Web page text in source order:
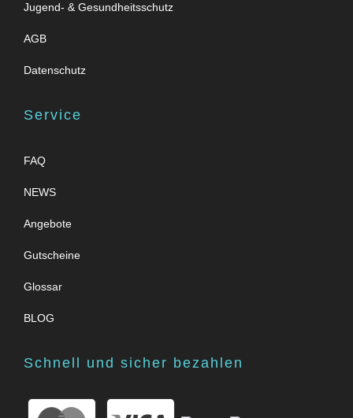
Jugend- & Gesundheitsschutz
AGB
Datenschutz
Service
FAQ
NEWS
Angebote
Gutscheine
Glossar
BLOG
Schnell und sicher bezahlen